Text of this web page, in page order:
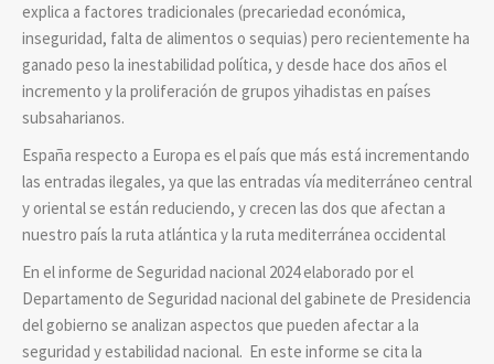
explica a factores tradicionales (precariedad económica,
inseguridad, falta de alimentos o sequias) pero recientemente ha
ganado peso la inestabilidad política, y desde hace dos años el
incremento y la proliferación de grupos yihadistas en países
subsaharianos.
España respecto a Europa es el país que más está incrementando
las entradas ilegales, ya que las entradas vía mediterráneo central
y oriental se están reduciendo, y crecen las dos que afectan a
nuestro país la ruta atlántica y la ruta mediterránea occidental
En el informe de Seguridad nacional 2024 elaborado por el
Departamento de Seguridad nacional del gabinete de Presidencia
del gobierno se analizan aspectos que pueden afectar a la
seguridad y estabilidad nacional. En este informe se cita la